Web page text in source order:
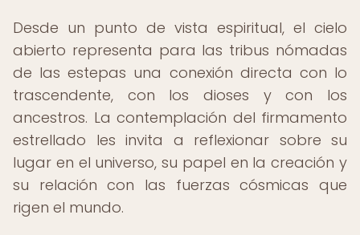
Desde un punto de vista espiritual, el cielo
abierto representa para las tribus nómadas
de las estepas una conexión directa con lo
trascendente, con los dioses y con los
ancestros. La contemplación del firmamento
estrellado les invita a reflexionar sobre su
lugar en el universo, su papel en la creación y
su relación con las fuerzas cósmicas que
rigen el mundo.